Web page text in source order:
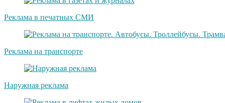
Реклама в печатных СМИ
Реклама на транспорте
Наружная реклама